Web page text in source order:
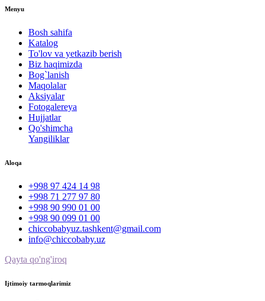
Menyu
Bosh sahifa
Katalog
To'lov va yetkazib berish
Biz haqimizda
Bog`lanish
Maqolalar
Aksiyalar
Fotogalereya
Hujjatlar
Qo'shimcha
Yangiliklar
Aloqa
+998 97 424 14 98
+998 71 277 97 80
+998 90 990 01 00
+998 90 099 01 00
chiccobabyuz.tashkent@gmail.com
info@chiccobaby.uz
Qayta qo'ng'iroq
Ijtimoiy tarmoqlarimiz